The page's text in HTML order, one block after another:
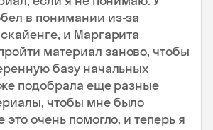
в понимании из-за
и Маргарита
материал заново, чтобы
базу начальных
подобрала еще разные
чтобы мне было
это очень помогло, и теперь я